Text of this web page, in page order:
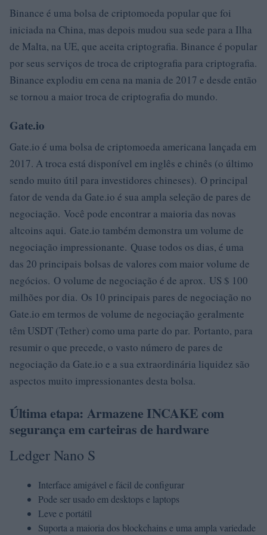
Binance é uma bolsa de criptomoeda popular que foi
iniciada na China, mas depois mudou sua sede para a Ilha
de Malta, na UE, que aceita criptografia. Binance é popular
por seus serviços de troca de criptografia para criptografia.
Binance explodiu em cena na mania de 2017 e desde então
se tornou a maior troca de criptografia do mundo.
Gate.io
Gate.io é uma bolsa de criptomoeda americana lançada em
2017. A troca está disponível em inglês e chinês (o último
sendo muito útil para investidores chineses). O principal
fator de venda da Gate.io é sua ampla seleção de pares de
negociação. Você pode encontrar a maioria das novas
altcoins aqui. Gate.io também demonstra um volume de
negociação impressionante. Quase todos os dias, é uma
das 20 principais bolsas de valores com maior volume de
negócios. O volume de negociação é de aprox. US $ 100
milhões por dia. Os 10 principais pares de negociação no
Gate.io em termos de volume de negociação geralmente
têm USDT (Tether) como uma parte do par. Portanto, para
resumir o que precede, o vasto número de pares de
negociação da Gate.io e a sua extraordinária liquidez são
aspectos muito impressionantes desta bolsa.
Última etapa: Armazene INCAKE com
segurança em carteiras de hardware
Ledger Nano S
Interface amigável e fácil de configurar
Pode ser usado em desktops e laptops
Leve e portátil
Suporta a maioria dos blockchains e uma ampla variedade